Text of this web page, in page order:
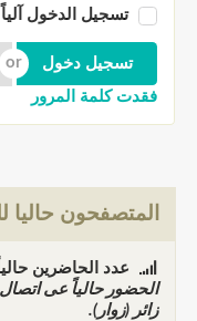
تسجيل الدخول
فقدت كلمة المرور
المتصفحون حاليا
عدد الحاضرين حالياً:
الحضور حالياً عى اتصال
زائر (زوار).